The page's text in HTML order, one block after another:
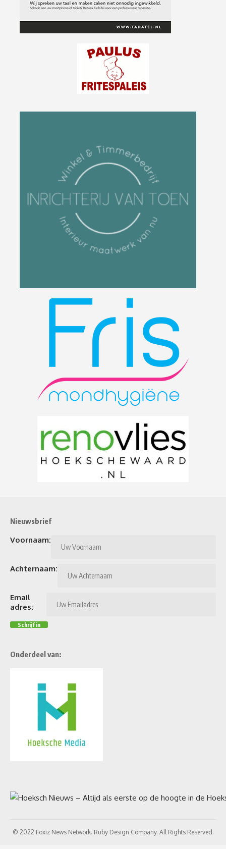
Nieuwsbrief
Voornaam:
Achternaam:
Email
adres:
Onderdeel van:
© 2022 Foxiz News Network. Ruby Design Company. All Rights Reserved.